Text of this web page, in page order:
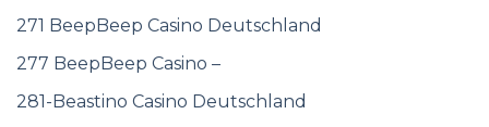
271 BeepBeep Casino Deutschland
277 BeepBeep Casino –
281-Beastino Casino Deutschland